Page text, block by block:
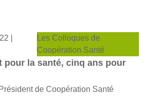
|
Les Colloques de
Coopération Santé
pour la santé, cinq ans pour
de Coopération Santé